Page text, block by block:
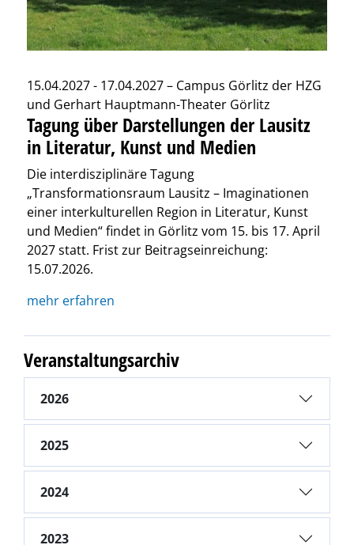
15.04.2027 - 17.04.2027 – Campus Görlitz der HZG
und Gerhart Hauptmann-Theater Görlitz
Tagung über Darstellungen der Lausitz
in Literatur, Kunst und Medien
Die interdisziplinäre Tagung
„Transformationsraum Lausitz – Imaginationen
einer interkulturellen Region in Literatur, Kunst
und Medien“ findet in Görlitz vom 15. bis 17. April
2027 statt. Frist zur Beitragseinreichung:
15.07.2026.
mehr erfahren
Veranstaltungsarchiv
2026
2025
2024
2023